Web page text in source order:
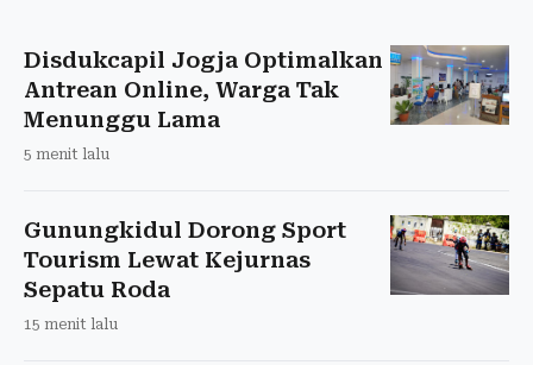
Disdukcapil Jogja Optimalkan
Antrean Online, Warga Tak
Menunggu Lama
5 menit lalu
Gunungkidul Dorong Sport
Tourism Lewat Kejurnas
Sepatu Roda
15 menit lalu